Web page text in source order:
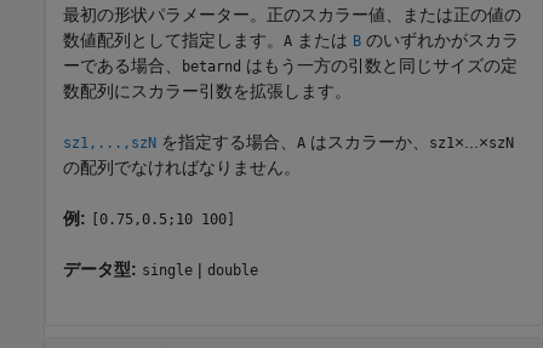
最初の形状パラメーター。正のスカラー値、または正の値の
数値配列として指定します。 A または B のいずれかがスカラ
ーである場合、
betarnd はもう一方の引数と同じサイズの定
数配列にスカラー引数を拡張します。
sz1,...,szN を指定する場合、 A はスカラーか、 sz1×...×szN
の配列でなければなりません。
例: [0.75,0.5;10 100]
データ型: single | double